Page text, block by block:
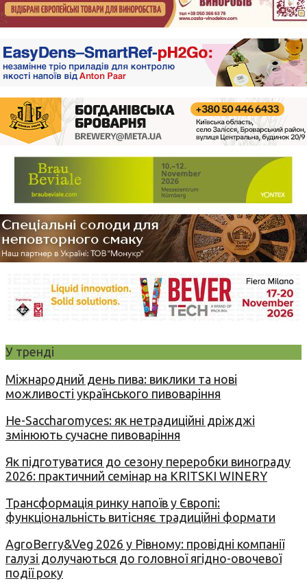
У тренді
Міжнародний день пива: виклики та нові
можливості українського пивоваріння
Не-Saccharomyces: як нетрадиційні дріжджі
змінюють сучасне пивоваріння
Як підготуватися до сезону переробки винограду
2026: практичний семінар на KRITSKI WINERY
Трансформація ринку напоїв у Європі:
функціональність витісняє традиційні формати
AgroBerry&Veg 2026 у Рівному: провідні компанії
галузі долучаються до головної ягідно-овочевої
події року